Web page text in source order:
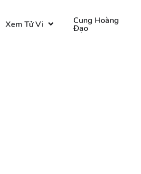
Xem Tử Vi Cung Hoàng
Đạo